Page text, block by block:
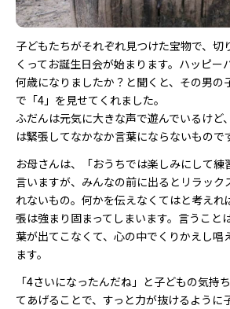
子どもたちがそれぞれ見つけた宝物で、切
くってお誕生日会が始まります。ハッピー
何歳になりましたか？と聞くと、その男の
で「4」を見せてくれました。
ふだんは元気に大きな声で遊んでいるけど
は緊張してなかなか言葉にならないもので
お母さんは、「おうちでは楽しみにして練
言いますが、みんなの前に出るとリラック
れないもの。何かを伝えなくてはと考えれ
張は強まり固まってしまいます。言うこと
葉が出てこなくて、心の中でくりかえし唱
ます。
「4さいになったんだね」と子どもの気持
てあげることで、すっと力が抜けるように